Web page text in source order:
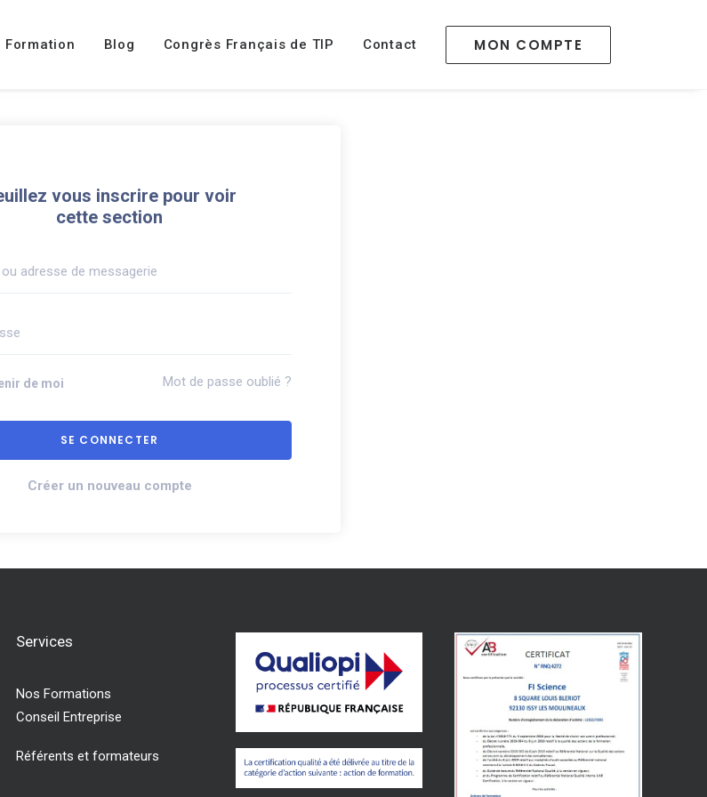
Formation Blog Congrès Français de TIP Contact MON COMPTE
vous inscrire pour voir
cette section
de moi Mot de passe oublié ?
Créer un nouveau compte
Services
Nos Formations
Conseil Entreprise
Référents et formateurs